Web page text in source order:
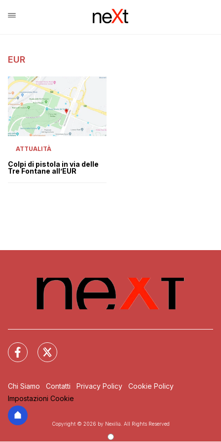
EUR
ATTUALITÀ
Colpi di pistola in via delle
Tre Fontane all’EUR
Chi Siamo Contatti Privacy Policy
Cookie Policy
Impostazioni Cookie
Copyright © 2026 by Nexilia. All Rights Reserved